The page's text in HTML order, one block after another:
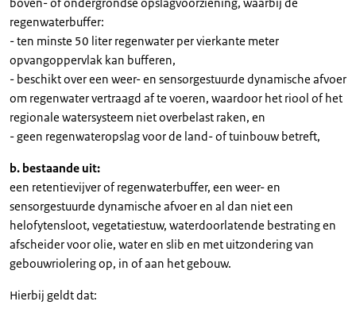
regenwaterbuffer:
- ten minste 50 liter regenwater per vierkante meter
opvangoppervlak kan bufferen,
- beschikt over een weer- en sensorgestuurde dynamische afvoer
om regenwater vertraagd af te voeren, waardoor het riool of het
regionale watersysteem niet overbelast raken, en
- geen regenwateropslag voor de land- of tuinbouw betreft,
b. bestaande uit:
een retentievijver of regenwaterbuffer, een weer- en
sensorgestuurde dynamische afvoer en al dan niet een
helofytensloot, vegetatiestuw, waterdoorlatende bestrating en
afscheider voor olie, water en slib en met uitzondering van
gebouwriolering op, in of aan het gebouw.
Hierbij geldt dat: